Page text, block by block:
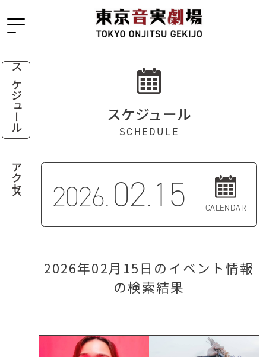
スケジュール
アクセス
スケジュール
SCHEDULE
2026.02.15 CALENDAR
2026年02月15日のイベント情報
の検索結果